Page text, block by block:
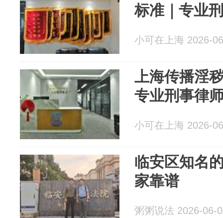
标准｜专业
小可在上海 2026-
上海传播淫
专业刑事律
小可在上海 2026-
临安区知名
家靠谱
粥粥说法 2026-06-